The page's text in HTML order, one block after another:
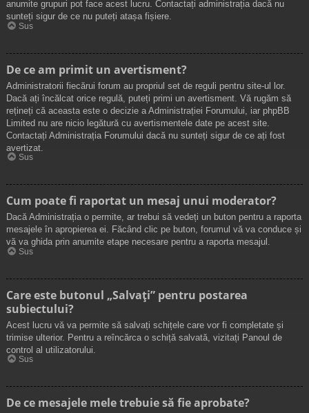
anumite grupuri pot face acest lucru. Contactați administrația dacă nu
sunteți sigur de ce nu puteți atașa fișiere.
Sus
De ce am primit un avertisment?
Administratorii fiecărui forum au propriul set de reguli pentru site-ul lor.
Dacă ați încălcat orice regulă, puteți primi un avertisment. Vă rugăm să
rețineți că aceasta este o decizie a Administrației Forumului, iar phpBB
Limited nu are nicio legătură cu avertismentele date pe acest site.
Contactați Administrația Forumului dacă nu sunteți sigur de ce ați fost
avertizat.
Sus
Cum poate fi raportat un mesaj unui moderator?
Dacă Administrația o permite, ar trebui să vedeți un buton pentru a raporta
mesajele în apropierea ei. Făcând clic pe buton, forumul vă va conduce și
vă va ghida prin anumite etape necesare pentru a raporta mesajul.
Sus
Care este butonul „Salvați” pentru postarea
subiectului?
Acest lucru vă va permite să salvați schițele care vor fi completate și
trimise ulterior. Pentru a reîncărca o schiță salvată, vizitați Panoul de
control al utilizatorului.
Sus
De ce mesajele mele trebuie să fie aprobate?